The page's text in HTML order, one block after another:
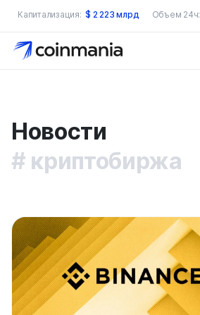
Капитализация: $ 2 223 млрд Объем 24ч:
Новости
криптобиржа